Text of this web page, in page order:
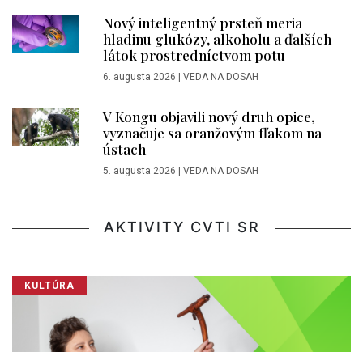
Nový inteligentný prsteň meria
hladinu glukózy, alkoholu a ďalších
látok prostredníctvom potu
6. augusta 2026 VEDA NA DOSAH
V Kongu objavili nový druh opice,
vyznačuje sa oranžovým fľakom na
ústach
5. augusta 2026 VEDA NA DOSAH
AKTIVITY CVTI SR
KULTÚRA